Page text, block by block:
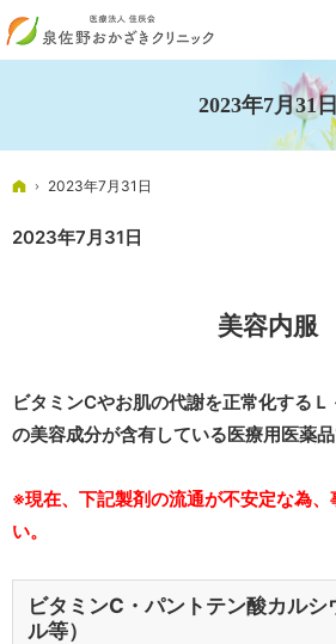
2023年7月31日
ホーム
2023年7月31日
2023年7月31日
美容内服
ビタミンCやお肌の代謝を正常化する
の美容成分が含有している医療用医薬
※現在、下記製剤の流通が不安定な為、
い。
ビタミンC・パントテン酸カル
ル等）